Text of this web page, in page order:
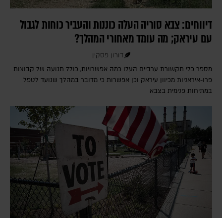
דיווחים: צבא סוריה העלה כוננות והעביר כוחות לגבול
עם עיראק; מה עומד מאחורי המהלך?
דורון פסקין
מספר כלי תקשורת ערביים העלו כמה אפשרויות, כולל תנועה של קבוצות
פרו-איראניות מכיוון עיראק וכן אפשרות כי מדובר במהלך שנועד לטפל
במתיחות פנימית בצבא